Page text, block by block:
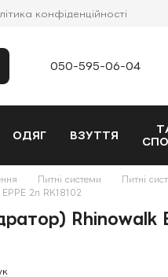
конфіденційності
050-595-06-04
ОДЯГ ВЗУТТЯ
Питні системи
Питні
2л RK18102
Rhinowalk